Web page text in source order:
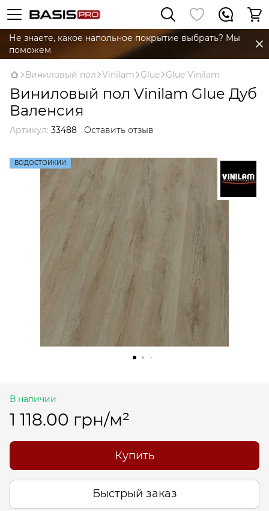
Не знаете, какое напольное покрытие выбрать? Мы
поможем
Виниловый пол Vinilam Glue Glue Vinilam
Виниловый пол Vinilam Glue Дуб
Валенсия
Артикул: 33488 Оставить отзыв
ВОДОСТОЙКИЙ
В наличии
1 118.00 грн/м²
Купить
Быстрый заказ